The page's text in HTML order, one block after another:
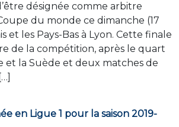
désignée comme arbitre
du monde ce dimanche (17
et les Pays-Bas à Lyon. Cette finale
de la compétition, après le quart
et la Suède et deux matches de
en Ligue 1 pour la saison 2019-